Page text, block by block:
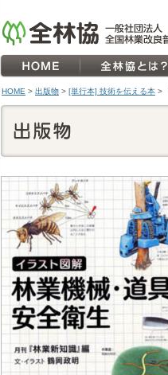
HOME > 出版物 > [単行本] 技術を伝える本 >